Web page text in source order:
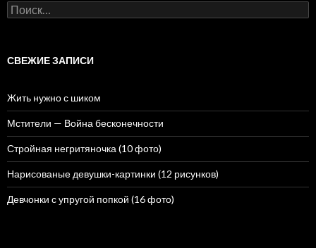
Н
а
и
СВЕЖИЕ ЗАПИСИ
Жить нужно с шиком
Мстители — Война бесконечности
Стройная негритяночка (10 фото)
Нарисованые девушки-картинки (12 рисунков)
Девчонки с упругой попкой (16 фото)